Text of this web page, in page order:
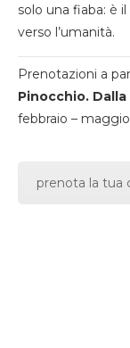
solo una fiaba: è
verso l’umanità.
Prenotazioni a
Pinocchio.
febbraio –
prenota la tua